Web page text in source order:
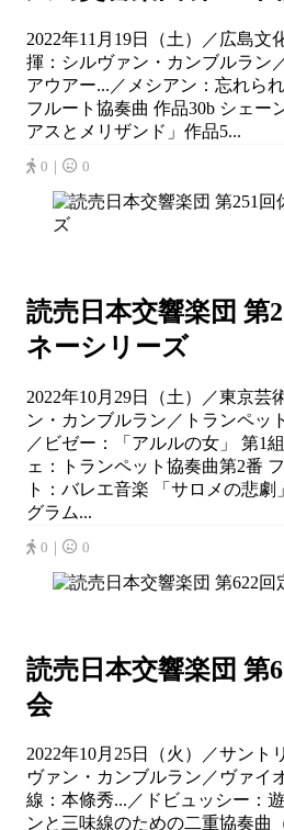
2022年11月19日（土）／広島文
揮：シルヴァン・カンブルラン
アウアー...／メシアン：忘れら
フルート協奏曲 作品30b シェー
アスとメリザンド」作品5...
0｜ 0
読売日本交響楽団 第
ネーシリーズ
2022年10月29日（土）／東京芸
ン・カンブルラン／トランペッ
／ビゼー：「アルルの女」 第1
ェ：トランペット協奏曲第2番
ト：バレエ音楽 「サロメの悲劇
グラム...
0｜ 0
読売日本交響楽団 第
会
2022年10月25日（火）／サント
ヴァン・カンブルラン／ヴァイ
線：本條秀...／ドビュッシー：
ンと三味線のための二重協奏曲